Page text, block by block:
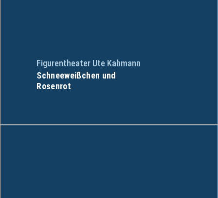
Figurentheater Ute Kahmann
Schneeweißchen und
Rosenrot